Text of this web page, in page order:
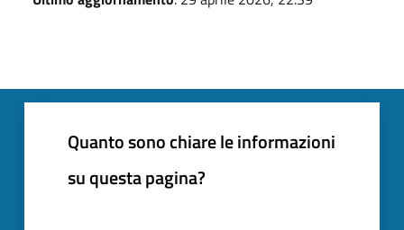
Quanto sono chiare le informazioni
su questa pagina?